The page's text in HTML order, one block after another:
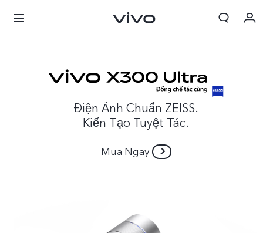
Điện Ảnh Chuẩn ZEISS.
Kiến Tạo Tuyệt Tác.
Mua Ngay